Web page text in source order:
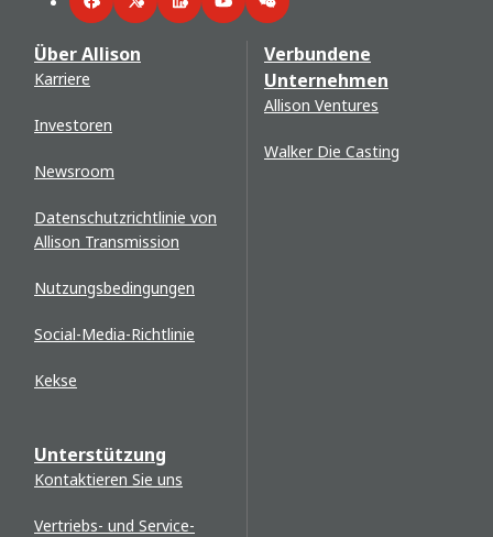
FacebookTwitterLinkedInYouTubeWeChat
Über Allison
Karriere
Investoren
Newsroom
Datenschutzrichtlinie von
Allison Transmission
Nutzungsbedingungen
Social-Media-Richtlinie
Kekse
Unterstützung
Kontaktieren Sie uns
Vertriebs- und Service-
Verbundene
Unternehmen
Allison Ventures
Walker Die Casting